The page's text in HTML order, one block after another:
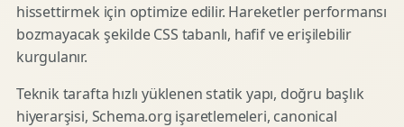
hissettirmek için optimize edilir. Hareketler performansı
bozmayacak şekilde CSS tabanlı, hafif ve erişilebilir
kurgulanır.
Teknik tarafta hızlı yüklenen statik yapı, doğru başlık
hiyerarşisi, Schema.org işaretlemeleri, canonical